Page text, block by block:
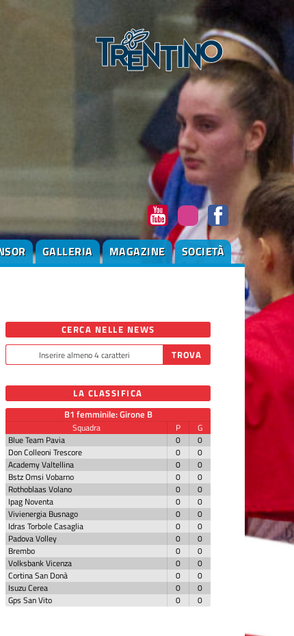
GALLERIA MAGAZINE SOCIETÀ
CERCA NELLE NEWS
LA CLASSIFICA
B1 femminile: Girone B
Squadra P
G
Blue Team Pavia
0
0
Don Colleoni Trescore
0
0
Academy Valtellina
0
0
Bstz Omsi Vobarno
0
0
Rothoblaas Volano
0
0
Ipag Noventa
0
0
Vivienergia Busnago
0
0
Idras Torbole Casaglia
0
0
Padova Volley
0
0
Brembo
0
0
Volksbank Vicenza
0
0
Cortina San Donà
0
0
Isuzu Cerea
0
0
Gps San Vito
0 0